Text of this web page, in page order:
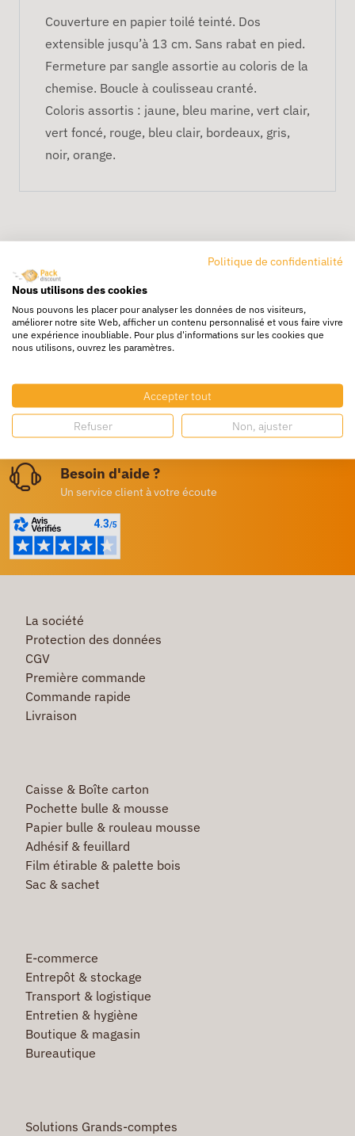
Couverture en papier toilé teinté. Dos
extensible jusqu’à 13 cm. Sans rabat en pied.
Fermeture par sangle assortie au coloris de la
chemise. Boucle à coulisseau cranté.
Coloris assortis : jaune, bleu marine, vert clair,
vert foncé, rouge, bleu clair, bordeaux, gris,
noir, orange.
Livraison rapide
24/72h partout en europe
Dès 250€ HT d’achat
Destockage
Profitez de prix bas toute l’année
Besoin d'aide ?
Un service client à votre écoute
La société
Protection des données
CGV
Première commande
Commande rapide
Livraison
Caisse & Boîte carton
Pochette bulle & mousse
Papier bulle & rouleau mousse
Adhésif & feuillard
Film étirable & palette bois
Sac & sachet
E-commerce
Entrepôt & stockage
Transport & logistique
Entretien & hygiène
Boutique & magasin
Bureautique
Solutions Grands-comptes
Politique de confidentialité
Nous utilisons des cookies
Nous pouvons les placer pour analyser les données de nos visiteurs,
améliorer notre site Web, afficher un contenu personnalisé et vous faire vivre
une expérience inoubliable. Pour plus d'informations sur les cookies que
nous utilisons, ouvrez les paramètres.
Accepter tout
Refuser Non, ajuster